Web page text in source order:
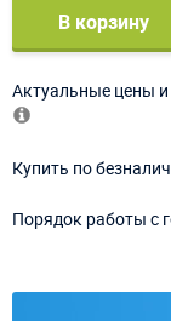
В корзину
Актуальные цены и
Купить по
Порядок работы с